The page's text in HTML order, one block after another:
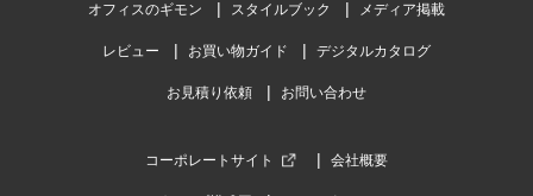
オフィスのギモン スタイルブック メディア掲載
レビュー お買い物ガイド デジタルカタログ
お見積り依頼 お問い合わせ
コーポレートサイト 会社概要